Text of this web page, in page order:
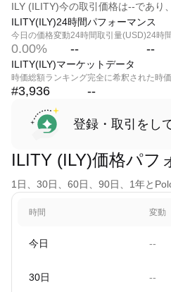
ILY (ILITY)今の取引価格は--であり
ILITY(ILY)24時間パフォーマンス
今日の価格変動
0.00%
24時間取引量(USD)
--
24時
--
ILITY(ILY)マーケットデータ
時価総額ランキング
#3,936
完全に希釈された時
--
登録・取引をし
ILITY (ILY)価格パフ
1日、30日、60日、90日、1年と
時間 変動
今日 --
30日 --